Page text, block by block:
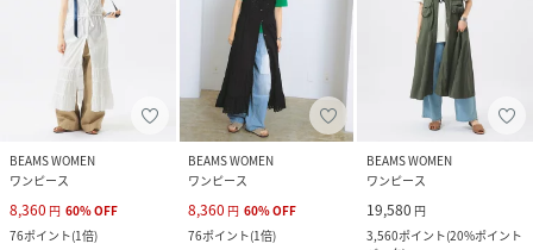
BEAMS WOMEN
ワンピース
8,360 円 60%OFF
76ポイント(1倍)
BEAMS WOMEN
ワンピース
8,360 円 60%OFF
76ポイント(1倍)
BEAMS WOMEN
ワンピース
19,580 円
3,560ポイント(20%ポイント